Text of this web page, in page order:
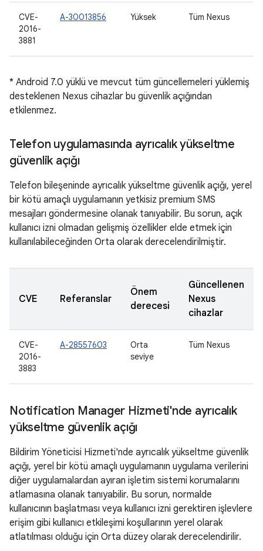
CVE-
2016-
3881
A-30013856 Yüksek Tüm Nexus
* Android 7.0 yüklü ve mevcut tüm güncellemeleri yüklemiş
desteklenen Nexus cihazlar bu güvenlik açığından
etkilenmez.
Telefon uygulamasında ayrıcalık yükseltme
güvenlik açığı
Telefon bileşeninde ayrıcalık yükseltme güvenlik açığı, yerel
bir kötü amaçlı uygulamanın yetkisiz premium SMS
mesajları göndermesine olanak tanıyabilir. Bu sorun, açık
kullanıcı izni olmadan gelişmiş özellikler elde etmek için
kullanılabileceğinden Orta olarak derecelendirilmiştir.
CVE Referanslar
Önem
derecesi
Güncellenen
Nexus
cihazlar
CVE-
2016-
3883
A-28557603
Orta
seviye
Tüm Nexus
Notification Manager Hizmeti'nde ayrıcalık
yükseltme güvenlik açığı
Bildirim Yöneticisi Hizmeti'nde ayrıcalık yükseltme güvenlik
açığı, yerel bir kötü amaçlı uygulamanın uygulama verilerini
diğer uygulamalardan ayıran işletim sistemi korumalarını
atlamasına olanak tanıyabilir. Bu sorun, normalde
kullanıcının başlatması veya kullanıcı izni gerektiren işlevlere
erişim gibi kullanıcı etkileşimi koşullarının yerel olarak
atlatılması olduğu için Orta düzey olarak derecelendirilir.